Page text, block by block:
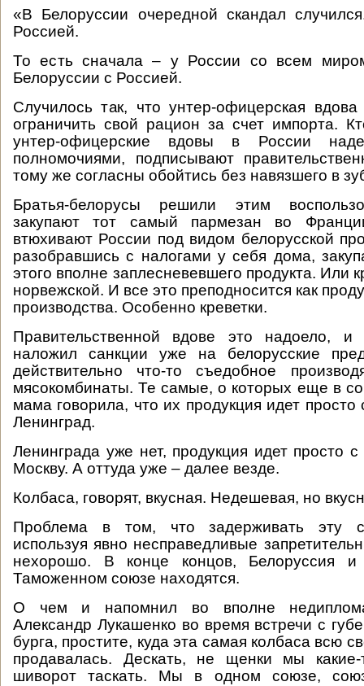
«В Белоруссии очередной скандал
Россией.
То есть сначала – у России со всем
Белоруссии с Россией.
Случилось так, что унтер-офицерская
ограничить свой рацион за счет импорта.
унтер-офицерские вдовы в России
полномочиями, подписывают
тому же согласны обойтись без навязшего в
Братья-белорусы решили этим
закупают тот самый пармезан во
втюхивают России под видом белорусской
разобравшись с налогами у себя дома,
этого вполне заплесневевшего продукта. Или
норвежской. И все это преподносится как
производства. Особенно креветки.
Правительственной вдове это надоело, и
наложил санкции уже на белорусские
действительно что-то съедобное
мясокомбинаты. Те самые, о которых еще в
мама говорила, что их продукция идет просто
Ленинград.
Ленинграда уже нет, продукция идет просто
Москву. А оттуда уже – далее везде.
Колбаса, говорят, вкусная. Недешевая, но
Проблема в том, что задерживать эту
используя явно несправедливые
нехорошо. В конце концов, Белоруссия
Таможенном союзе находятся.
О чем и напомнил во вполне
Александр Лукашенко во время встречи с
бурга, простите, куда эта самая колбаса всю
продавалась. Дескать, не щенки мы
шиворот таскать. Мы в одном союзе,